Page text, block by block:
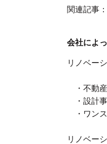
関連記事
会社によ
リノベー
・不動産
・設計事
・ワンス
リノベー